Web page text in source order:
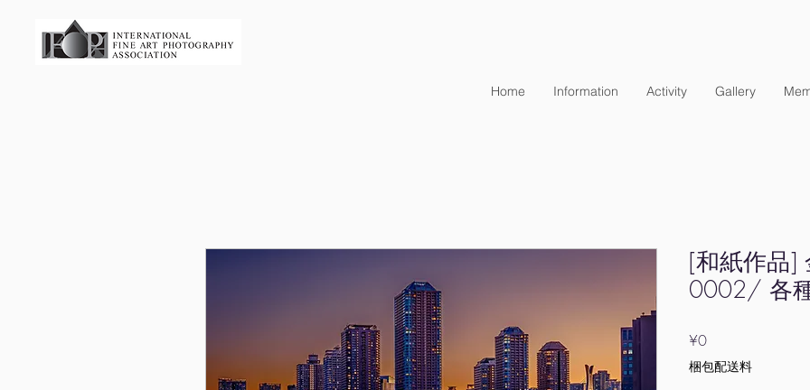
Home Information Activity Gallery
[和紙作品]
0002/ 各
¥0Price
梱包配送料